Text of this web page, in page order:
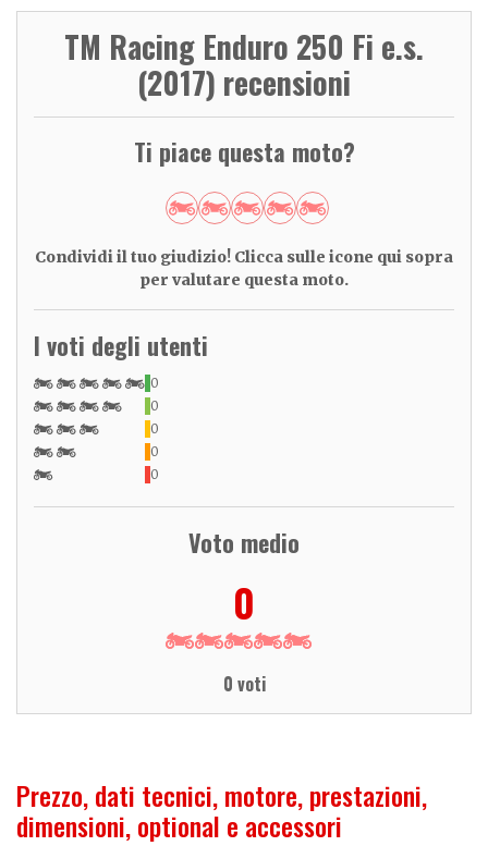
TM Racing Enduro 250 Fi e.s.
(2017) recensioni
Ti piace questa moto?
Condividi il tuo giudizio! Clicca sulle icone qui sopra
per valutare questa moto.
I voti degli utenti
0
0
0
0
0
Voto medio
0
0 voti
Prezzo, dati tecnici, motore, prestazioni,
dimensioni, optional e accessori